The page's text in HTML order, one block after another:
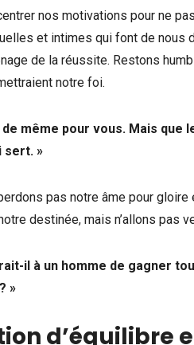
nos motivations pour ne pas
et intimes qui font de nous
de la réussite. Restons
notre foi.
de même pour vous. Mais
sert. »
pas notre âme pour
destinée, mais n’allons pas
il à un homme de gagner
»
d’équilibre